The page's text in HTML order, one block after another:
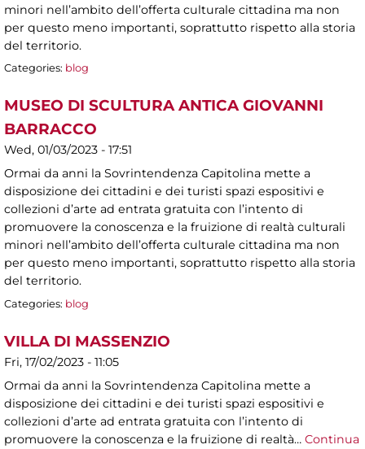
minori nell’ambito dell’offerta culturale cittadina ma non
per questo meno importanti, soprattutto rispetto alla storia
del territorio.
Categories: blog
MUSEO DI SCULTURA ANTICA GIOVANNI
BARRACCO
Wed, 01/03/2023 - 17:51
Ormai da anni la Sovrintendenza Capitolina mette a
disposizione dei cittadini e dei turisti spazi espositivi e
collezioni d’arte ad entrata gratuita con l’intento di
promuovere la conoscenza e la fruizione di realtà culturali
minori nell’ambito dell’offerta culturale cittadina ma non
per questo meno importanti, soprattutto rispetto alla storia
del territorio.
Categories: blog
VILLA DI MASSENZIO
Fri, 17/02/2023 - 11:05
Ormai da anni la Sovrintendenza Capitolina mette a
disposizione dei cittadini e dei turisti spazi espositivi e
collezioni d’arte ad entrata gratuita con l’intento di
promuovere la conoscenza e la fruizione di realtà… Continua